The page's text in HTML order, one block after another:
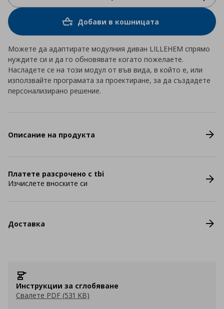
Добави в кошницата
Можете да адаптирате модулния диван LILLEHEM спрямо
нуждите си и да го обновявате когато пожелаете.
Насладете се на този модул от във вида, в който е, или
използвайте програмата за проектиране, за да създадете
персонализирано решение.
Описание на продукта
Платете разсрочено с tbi
Изчислете вноските си
Доставка
Инструкции за сглобяване
Свалете PDF (531 KB)